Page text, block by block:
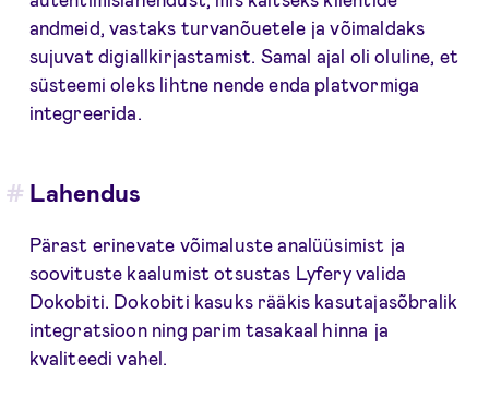
andmeid, vastaks turvanõuetele ja võimaldaks
sujuvat digiallkirjastamist. Samal ajal oli oluline, et
süsteemi oleks lihtne nende enda platvormiga
integreerida.
Lahendus
Pärast erinevate võimaluste analüüsimist ja
soovituste kaalumist otsustas Lyfery valida
Dokobiti. Dokobiti kasuks rääkis kasutajasõbralik
integratsioon ning parim tasakaal hinna ja
kvaliteedi vahel.